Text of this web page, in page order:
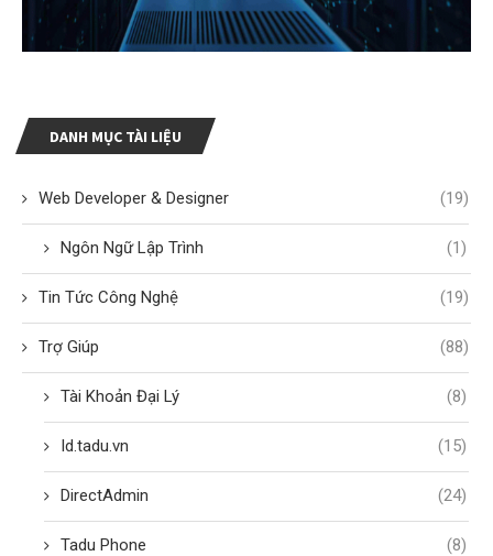
DANH MỤC TÀI LIỆU
Web Developer & Designer (19)
Ngôn Ngữ Lập Trình (1)
Tin Tức Công Nghệ (19)
Trợ Giúp (88)
Tài Khoản Đại Lý (8)
Id.tadu.vn (15)
DirectAdmin (24)
Tadu Phone (8)